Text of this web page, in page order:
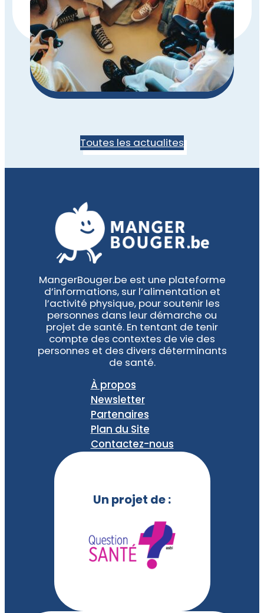
Toutes les actualites
MangerBouger.be est une plateforme
d’informations, sur l’alimentation et
l’activité physique, pour soutenir les
personnes dans leur démarche ou
projet de santé. En tentant de tenir
compte des contextes de vie des
personnes et des divers déterminants
de santé.
À propos
Newsletter
Partenaires
Plan du Site
Contactez-nous
Un projet de :